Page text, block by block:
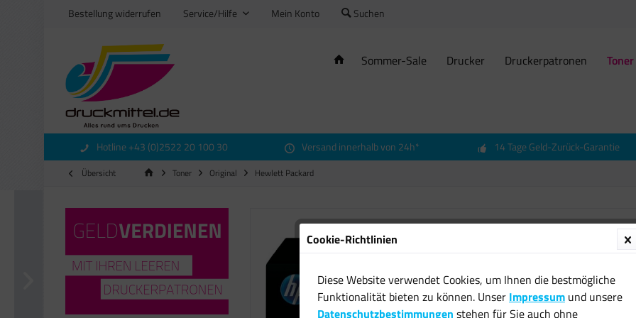
Bestellung widerrufen Service/Hilfe Mein Konto Suchen
Sommer-Sale Drucker Druckerpatronen Toner
Hotline +43 (0)2522 20 100 30 Versand innerhalb von 24h* 14 Tage Geld-Zurück-Garantie
Übersicht Toner Original Hewlett Packard
6030
Cookie-Richtlinien
Diese Website verwendet Cookies, um Ihnen die bestmögliche
Funktionalität bieten zu können. Unser Impressum und unsere
Datenschutzbestimmungen stehen für Sie auch ohne